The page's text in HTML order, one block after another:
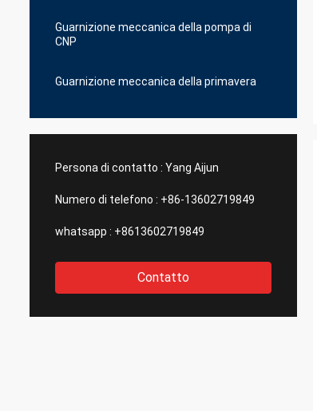
Guarnizione meccanica della pompa di
CNP
Guarnizione meccanica della primavera
Persona di contatto : Yang Aijun
Numero di telefono : +86-13602719849
whatsapp : +8613602719849
Contatto